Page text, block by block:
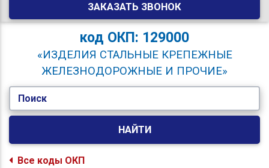
ЗАКАЗАТЬ ЗВОНОК
код ОКП: 129000
«ИЗДЕЛИЯ СТАЛЬНЫЕ КРЕПЕЖНЫЕ
ЖЕЛЕЗНОДОРОЖНЫЕ И ПРОЧИЕ»
Поиск
НАЙТИ
Все коды ОКП